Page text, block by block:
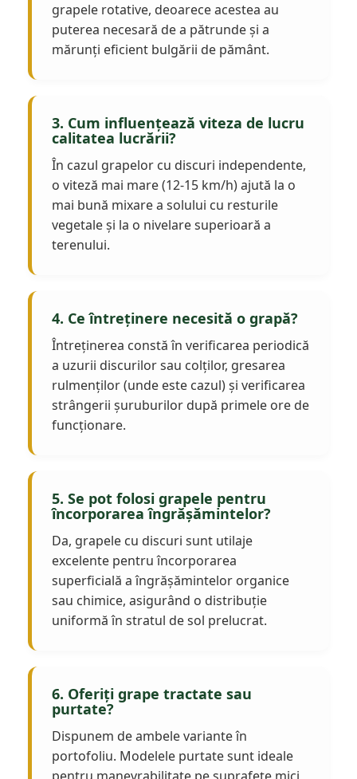
grapele rotative, deoarece acestea au
puterea necesară de a pătrunde și a
mărunți eficient bulgării de pământ.
3. Cum influențează viteza de lucru
calitatea lucrării?
În cazul grapelor cu discuri independente,
o viteză mai mare (12-15 km/h) ajută la o
mai bună mixare a solului cu resturile
vegetale și la o nivelare superioară a
terenului.
4. Ce întreținere necesită o grapă?
Întreținerea constă în verificarea periodică
a uzurii discurilor sau colților, gresarea
rulmenților (unde este cazul) și verificarea
strângerii șuruburilor după primele ore de
funcționare.
5. Se pot folosi grapele pentru
încorporarea îngrășămintelor?
Da, grapele cu discuri sunt utilaje
excelente pentru încorporarea
superficială a îngrășămintelor organice
sau chimice, asigurând o distribuție
uniformă în stratul de sol prelucrat.
6. Oferiți grape tractate sau
purtate?
Dispunem de ambele variante în
portofoliu. Modelele purtate sunt ideale